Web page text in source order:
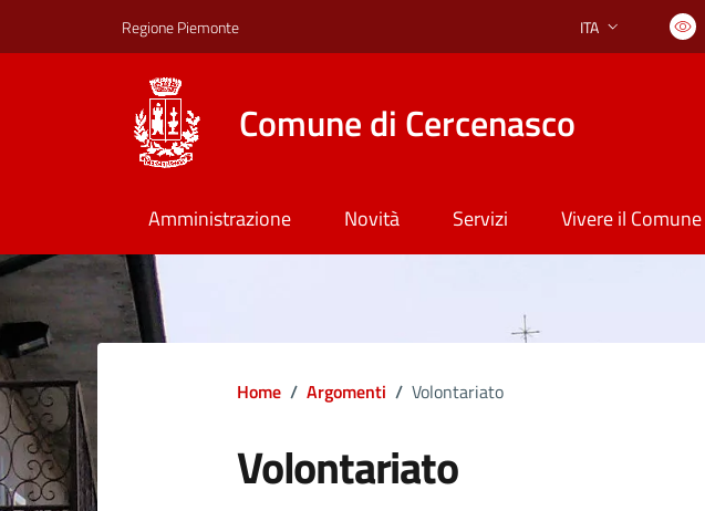
Regione Piemonte Lingua attiva:
ITA
Comune di Cercenasco
Amministrazione Novità Servizi Vivere il Comune
Home / Argomenti / Volontariato
Volontariato